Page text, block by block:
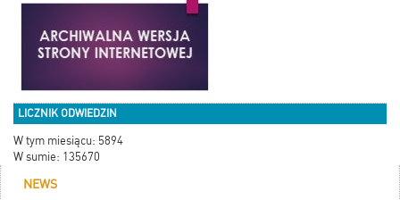
LICZNIK ODWIEDZIN
W tym miesiącu: 5894
W sumie: 135670
NEWS